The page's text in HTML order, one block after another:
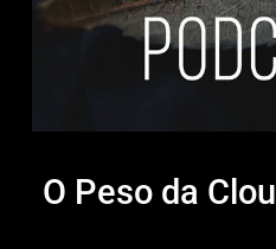
O Peso da